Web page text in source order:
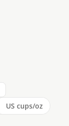
US cups/oz